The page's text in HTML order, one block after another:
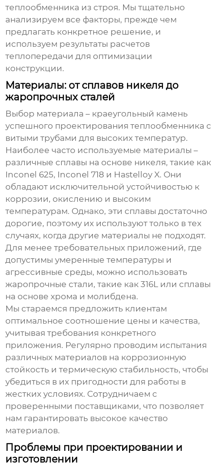
теплообменника из строя. Мы тщательно
анализируем все факторы, прежде чем
предлагать конкретное решение, и
используем результаты расчетов
теплопередачи для оптимизации
конструкции.
Материалы: от сплавов никеля до
жаропрочных сталей
Выбор материала – краеугольный камень
успешного проектированиятеплообменника с
витыми трубами для высоких температур.
Наиболее часто используемые материалы –
различные сплавы на основе никеля, такие как
Inconel 625, Inconel 718 и Hastelloy X. Они
обладают исключительной устойчивостью к
коррозии, окислению и высоким
температурам. Однако, эти сплавы достаточно
дорогие, поэтому их используют только в тех
случаях, когда другие материалы не подходят.
Для менее требовательных приложений, где
допустимы умеренные температуры и
агрессивные среды, можно использовать
жаропрочные стали, такие как 316L или сплавы
на основе хрома и молибдена.
Мы стараемся предложить клиентам
оптимальное соотношение цены и качества,
учитывая требования конкретного
приложения. Регулярно проводим испытания
различных материалов на коррозионную
стойкость и термическую стабильность, чтобы
убедиться в их пригодности для работы в
жестких условиях. Сотрудничаем с
проверенными поставщиками, что позволяет
нам гарантировать высокое качество
материалов.
Проблемы при проектировании и
изготовлении